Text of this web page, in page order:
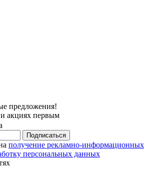
предложения!
и акциях первым
получение рекламно-информационных
персональных данных